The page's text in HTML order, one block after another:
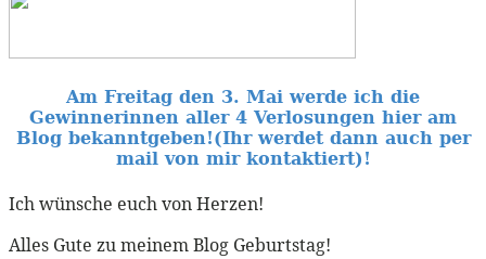
Am Freitag den 3. Mai werde ich die
Gewinnerinnen aller 4 Verlosungen hier am
Blog bekanntgeben!(Ihr werdet dann auch per
mail von mir kontaktiert)!
Ich wünsche euch von Herzen!
Alles Gute zu meinem Blog Geburtstag!